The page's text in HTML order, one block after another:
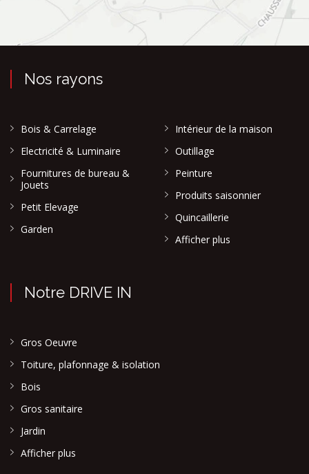
Nos rayons
Bois & Carrelage
Electricité & Luminaire
Fournitures de bureau &
Jouets
Petit Elevage
Garden
Intérieur de la maison
Outillage
Peinture
Produits saisonnier
Quincaillerie
Afficher plus
Notre DRIVE IN
Gros Oeuvre
Toiture, plafonnage & isolation
Bois
Gros sanitaire
Jardin
Afficher plus